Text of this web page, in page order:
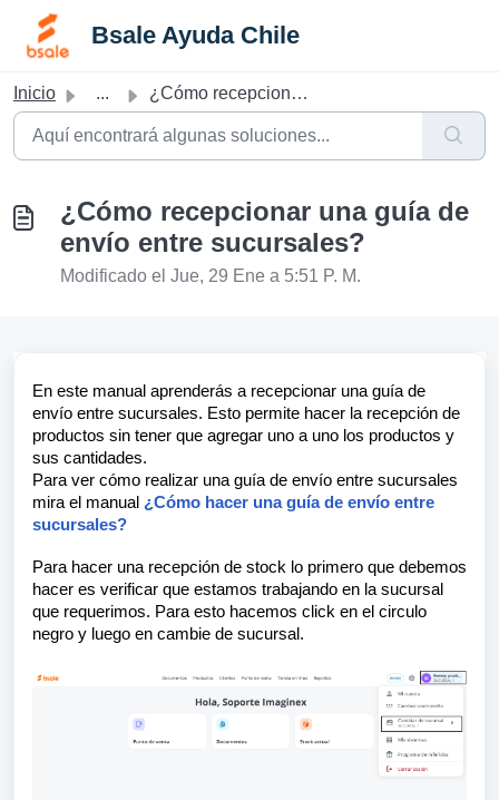
Saltar al contenido principal
Bsale Ayuda Chile
Inicio ... ¿Cómo recepcionar una guía de envío entre sucursales?
¿Cómo recepcionar una guía de
envío entre sucursales?
Modificado el Jue, 29 Ene a 5:51 P. M.
En este manual aprenderás a recepcionar una guía de
envío entre sucursales. Esto permite hacer la recepción de
productos sin tener que agregar uno a uno los productos y
sus cantidades.
Para ver cómo realizar una guía de envío entre sucursales
mira el manual ¿Cómo hacer una guía de envío entre
sucursales?
Para hacer una recepción de stock lo primero que debemos
hacer es verificar que estamos trabajando en la sucursal
que requerimos. Para esto hacemos click en el circulo
negro y luego en cambie de sucursal.